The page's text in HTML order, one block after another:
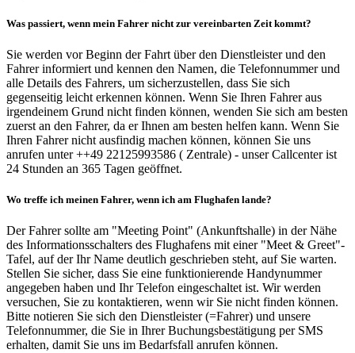
Was passiert, wenn mein Fahrer nicht zur vereinbarten Zeit kommt?
Sie werden vor Beginn der Fahrt über den Dienstleister und den
Fahrer informiert und kennen den Namen, die Telefonnummer und
alle Details des Fahrers, um sicherzustellen, dass Sie sich
gegenseitig leicht erkennen können. Wenn Sie Ihren Fahrer aus
irgendeinem Grund nicht finden können, wenden Sie sich am besten
zuerst an den Fahrer, da er Ihnen am besten helfen kann. Wenn Sie
Ihren Fahrer nicht ausfindig machen können, können Sie uns
anrufen unter ++49 22125993586 ( Zentrale) - unser Callcenter ist
24 Stunden an 365 Tagen geöffnet.
Wo treffe ich meinen Fahrer, wenn ich am Flughafen lande?
Der Fahrer sollte am "Meeting Point" (Ankunftshalle) in der Nähe
des Informationsschalters des Flughafens mit einer "Meet & Greet"-
Tafel, auf der Ihr Name deutlich geschrieben steht, auf Sie warten.
Stellen Sie sicher, dass Sie eine funktionierende Handynummer
angegeben haben und Ihr Telefon eingeschaltet ist. Wir werden
versuchen, Sie zu kontaktieren, wenn wir Sie nicht finden können.
Bitte notieren Sie sich den Dienstleister (=Fahrer) und unsere
Telefonnummer, die Sie in Ihrer Buchungsbestätigung per SMS
erhalten, damit Sie uns im Bedarfsfall anrufen können.